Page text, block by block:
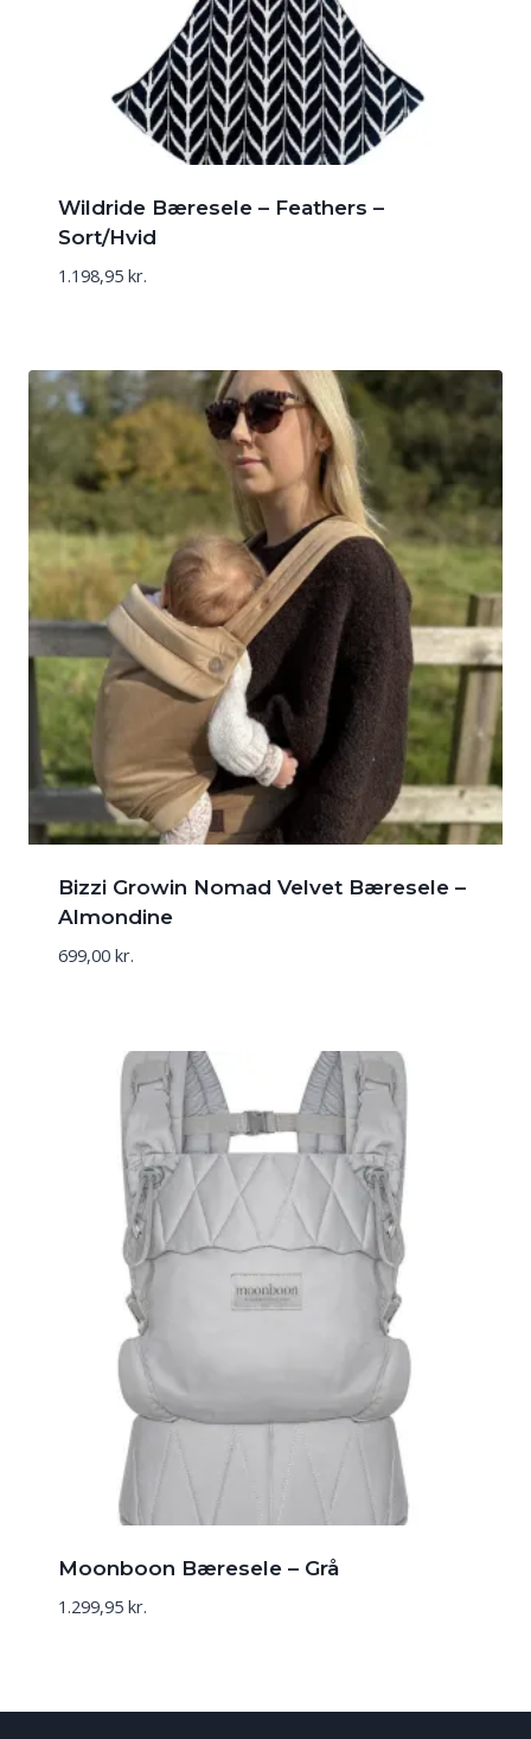
Wildride Bæresele – Feathers –
Sort/Hvid
1.198,95 kr.
Bizzi Growin Nomad Velvet Bæresele –
Almondine
699,00 kr.
Moonboon Bæresele – Grå
1.299,95 kr.